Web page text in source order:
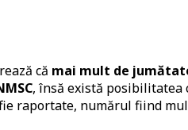
că mai mult de
, însă există posibilitatea
raportate, numărul fiind